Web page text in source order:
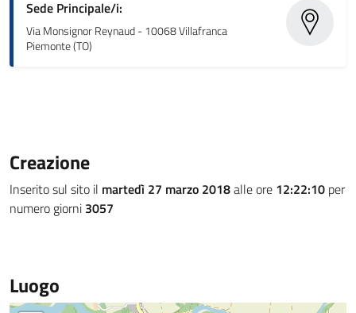
Sede Principale/i:
Via Monsignor Reynaud - 10068 Villafranca
Piemonte (TO)
Creazione
Inserito sul sito il martedì 27 marzo 2018alle ore 12:22:10 per
numero giorni 3057
Luogo